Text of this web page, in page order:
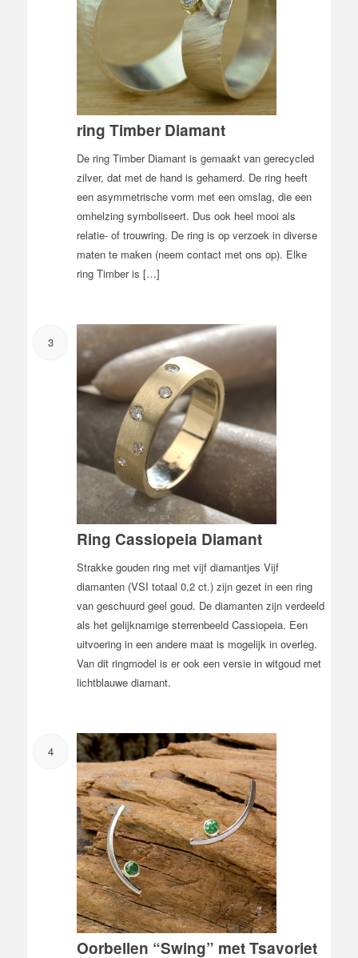
ring Timber Diamant
De ring Timber Diamant is gemaakt van gerecycled
zilver, dat met de hand is gehamerd. De ring heeft
een asymmetrische vorm met een omslag, die een
omhelzing symboliseert. Dus ook heel mooi als
relatie- of trouwring. De ring is op verzoek in diverse
maten te maken (neem contact met ons op). Elke
ring Timber is […]
3
Ring Cassiopeia Diamant
Strakke gouden ring met vijf diamantjes Vijf
diamanten (VSI totaal 0,2 ct.) zijn gezet in een ring
van geschuurd geel goud. De diamanten zijn verdeeld
als het gelijknamige sterrenbeeld Cassiopeia. Een
uitvoering in een andere maat is mogelijk in overleg.
Van dit ringmodel is er ook een versie in witgoud met
lichtblauwe diamant.
4
Oorbellen “Swing” met Tsavoriet